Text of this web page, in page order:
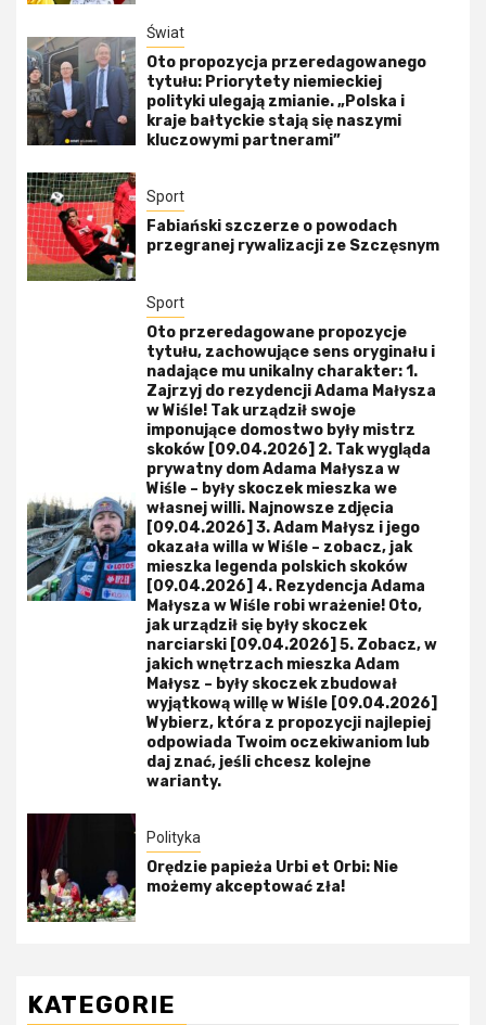
Świat
Oto propozycja przeredagowanego
tytułu: Priorytety niemieckiej
polityki ulegają zmianie. „Polska i
kraje bałtyckie stają się naszymi
kluczowymi partnerami”
Sport
Fabiański szczerze o powodach
przegranej rywalizacji ze Szczęsnym
Sport
Oto przeredagowane propozycje
tytułu, zachowujące sens oryginału i
nadające mu unikalny charakter: 1.
Zajrzyj do rezydencji Adama Małysza
w Wiśle! Tak urządził swoje
imponujące domostwo były mistrz
skoków [09.04.2026] 2. Tak wygląda
prywatny dom Adama Małysza w
Wiśle – były skoczek mieszka we
własnej willi. Najnowsze zdjęcia
[09.04.2026] 3. Adam Małysz i jego
okazała willa w Wiśle – zobacz, jak
mieszka legenda polskich skoków
[09.04.2026] 4. Rezydencja Adama
Małysza w Wiśle robi wrażenie! Oto,
jak urządził się były skoczek
narciarski [09.04.2026] 5. Zobacz, w
jakich wnętrzach mieszka Adam
Małysz – były skoczek zbudował
wyjątkową willę w Wiśle [09.04.2026]
Wybierz, która z propozycji najlepiej
odpowiada Twoim oczekiwaniom lub
daj znać, jeśli chcesz kolejne
warianty.
Polityka
Orędzie papieża Urbi et Orbi: Nie
możemy akceptować zła!
KATEGORIE